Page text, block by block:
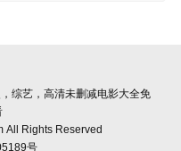
综艺，高清未删减电影大全免
All Rights Reserved
号